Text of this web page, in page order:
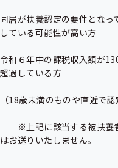
同居が扶養認定の要件とな
している可能性が高い方
令和６年中の課税収入額が
超過している方
（18歳未満のものや直近で認
※上記に該当する被扶養者
はお送りいたしません。